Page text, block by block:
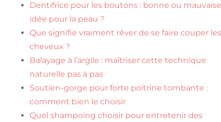
Dentifrice pour les boutons : bonne ou mauvaise
idée pour la peau ?
Que signifie vraiment rêver de se faire couper les
cheveux ?
Balayage à l’argile : maîtriser cette technique
naturelle pas à pas
Soutien-gorge pour forte poitrine tombante :
comment bien le choisir
Quel shampoing choisir pour entretenir des